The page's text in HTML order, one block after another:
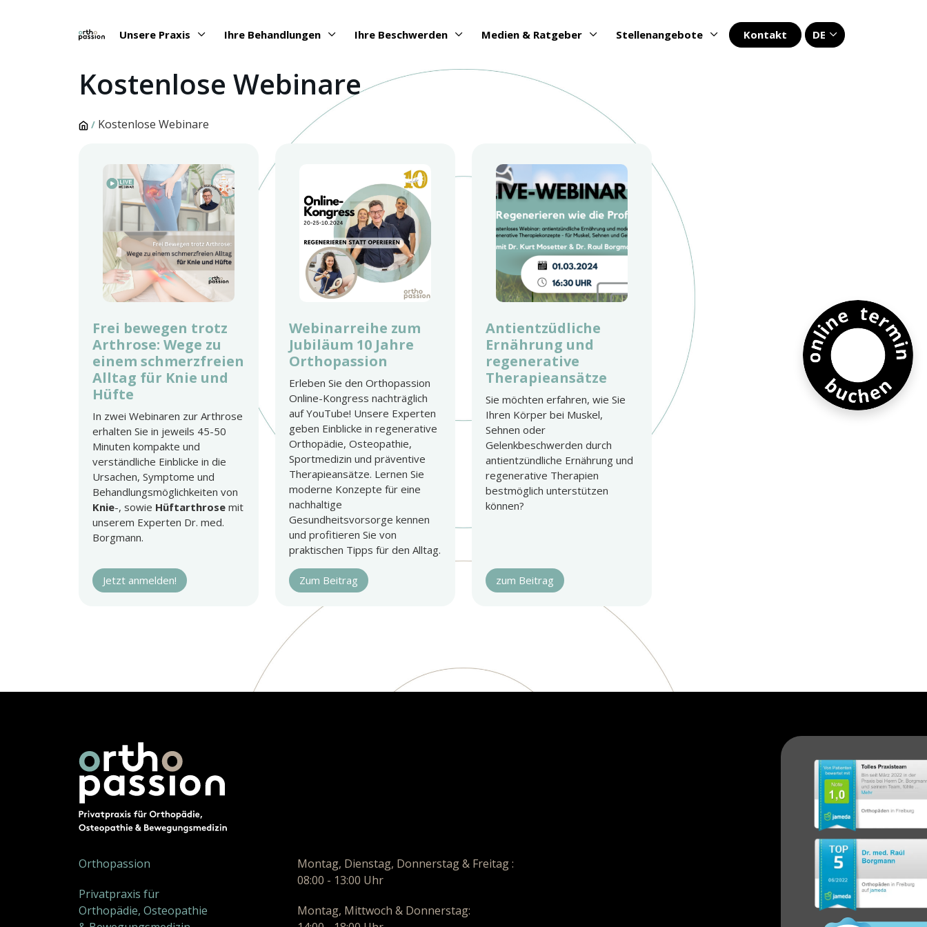
Unsere Praxis Ihre Behandlungen Ihre Beschwerden Medien & Ratgeber Stellenangebote Kontakt DE
Kostenlose Webinare
/ Kostenlose Webinare
Frei bewegen trotz
Arthrose: Wege zu
einem schmerzfreien
Alltag für Knie und
Hüfte
In zwei Webinaren zur Arthrose
erhalten Sie in jeweils 45-50
Minuten kompakte und
verständliche Einblicke in die
Ursachen, Symptome und
Behandlungsmöglichkeiten von
Knie-, sowie Hüftarthrose mit
unserem Experten Dr. med.
Borgmann.
Jetzt anmelden!
Webinarreihe zum
Jubiläum 10 Jahre
Orthopassion
Erleben Sie den Orthopassion
Online-Kongress nachträglich
auf YouTube! Unsere Experten
geben Einblicke in regenerative
Orthopädie, Osteopathie,
Sportmedizin und präventive
Therapieansätze. Lernen Sie
moderne Konzepte für eine
nachhaltige
Gesundheitsvorsorge kennen
und profitieren Sie von
praktischen Tipps für den Alltag.
Zum Beitrag
Antientzüdliche
Ernährung und
regenerative
Therapieansätze
Sie möchten erfahren, wie Sie
Ihren Körper bei Muskel,
Sehnen oder
Gelenkbeschwerden durch
antientzündliche Ernährung und
regenerative Therapien
bestmöglich unterstützen
können?
zum Beitrag
Orthopassion
Privatpraxis für
Orthopädie, Osteopathie
Montag, Dienstag, Donnerstag & Freitag :
08:00 - 13:00 Uhr
Montag, Mittwoch & Donnerstag: